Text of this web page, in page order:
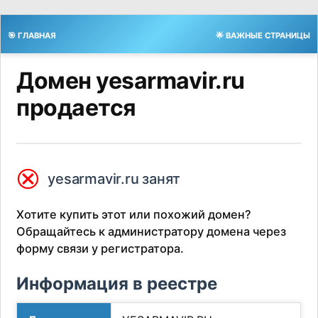
🎯 ГЛАВНАЯ 🌟 ВАЖНЫЕ СТРАНИЦЫ
Домен yesarmavir.ru
продается
⮿ yesarmavir.ru занят
Хотите купить этот или похожий домен?
Обращайтесь к администратору домена через
форму связи у регистратора.
Информация в реестре